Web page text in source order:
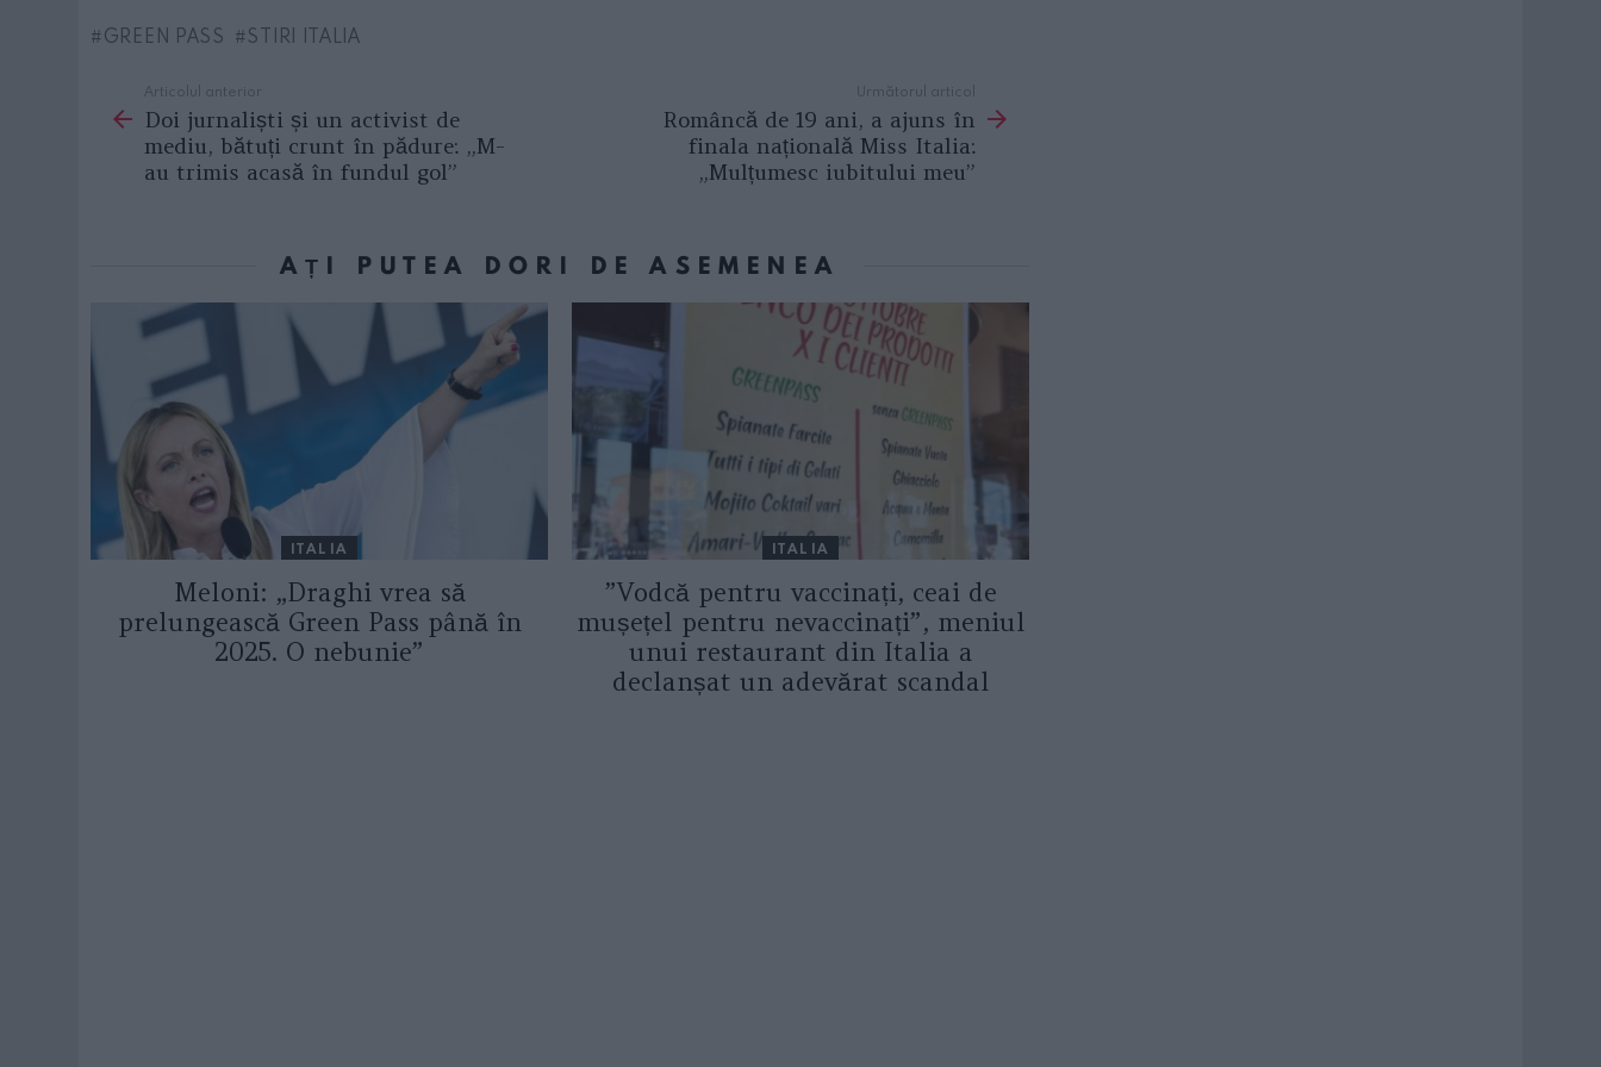
GREEN PASS STIRI ITALIA
more
Articolul anterior
Doi jurnaliști și un activist de
mediu, bătuți crunt în pădure: „M-
au trimis acasă în fundul gol”
Următorul articol
Româncă de 19 ani, a ajuns în
finala națională Miss Italia:
„Mulțumesc iubitului meu”
AȚI PUTEA DORI DE ASEMENEA
ITALIA
Meloni: „Draghi vrea să
prelungească Green Pass până în
2025. O nebunie”
ITALIA
”Vodcă pentru vaccinați, ceai de
mușețel pentru nevaccinați”, meniul
unui restaurant din Italia a
declanșat un adevărat scandal